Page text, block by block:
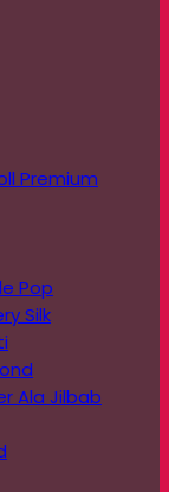
Premium
Pop
Silk
Ala Jilbab